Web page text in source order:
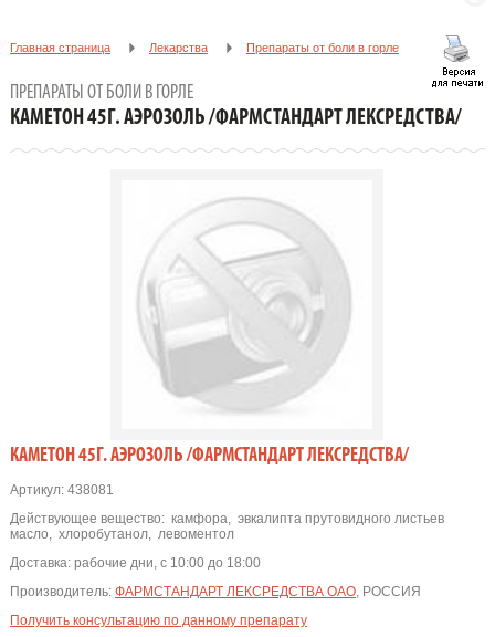
Главная страница Лекарства Препараты от боли в горле
ПРЕПАРАТЫ ОТ БОЛИ В ГОРЛЕ
КАМЕТОН 45Г. АЭРОЗОЛЬ /ФАРМСТАНДАРТ ЛЕКСРЕДСТВА/
КАМЕТОН 45Г. АЭРОЗОЛЬ /ФАРМСТАНДАРТ ЛЕКСРЕДСТВА/
Артикул:438081
Действующее вещество: камфора, эвкалипта прутовидного листьев
масло, хлоробутанол, левоментол
Доставка: рабочие дни, с 10:00 до 18:00
Производитель: ФАРМСТАНДАРТ ЛЕКСРЕДСТВА ОАО, РОССИЯ
Получить консультацию по данному препарату